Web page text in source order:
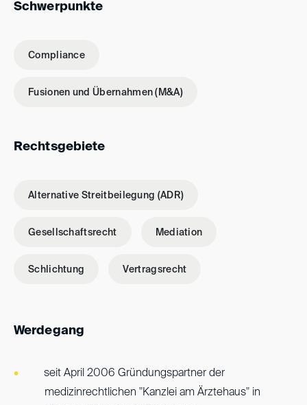
Schwerpunkte
Compliance
Fusionen und Übernahmen (M&A)
Rechtsgebiete
Alternative Streitbeilegung (ADR)
Gesellschaftsrecht Mediation
Schlichtung Vertragsrecht
Werdegang
seit April 2006 Gründungspartner der
medizinrechtlichen "Kanzlei am Ärztehaus" in